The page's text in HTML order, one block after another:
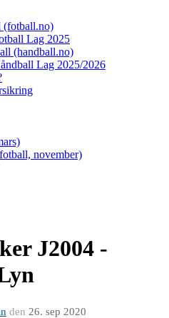
(fotball.no)
Lag 2025
(handball.no)
Lag 2025/2026
november)
J2004 -
den 26. sep 2020